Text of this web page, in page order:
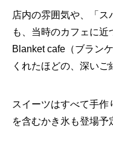
店内の雰囲気や、「
も、当時のカフェに
Blanket cafe（ブラン
くれたほどの、深いご
スイーツはすべて手
を含むかき氷も登場予